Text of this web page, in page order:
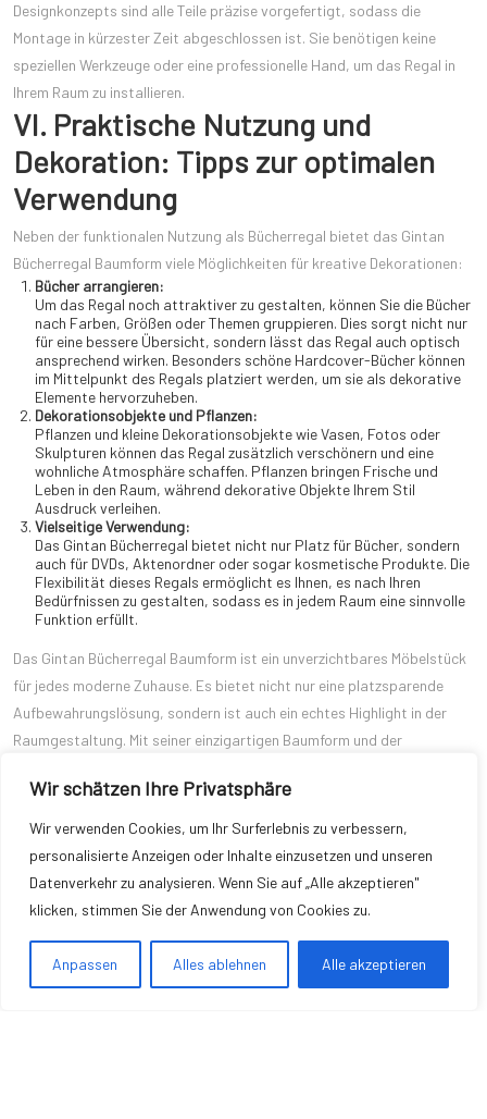
Wir schätzen Ihre Privatsphäre
Wir verwenden Cookies, um Ihr Surferlebnis zu verbessern,
personalisierte Anzeigen oder Inhalte einzusetzen und unseren
Datenverkehr zu analysieren. Wenn Sie auf „Alle akzeptieren"
klicken, stimmen Sie der Anwendung von Cookies zu.
Anpassen Alles ablehnen Alle akzeptieren
Designkonzepts sind alle Teile präzise vorgefertigt, sodass die
Montage in kürzester Zeit abgeschlossen ist. Sie benötigen keine
speziellen Werkzeuge oder eine professionelle Hand, um das Regal in
Ihrem Raum zu installieren.
VI. Praktische Nutzung und
Dekoration: Tipps zur optimalen
Verwendung
Neben der funktionalen Nutzung als Bücherregal bietet das Gintan
Bücherregal Baumform viele Möglichkeiten für kreative Dekorationen:
Bücher arrangieren:
Um das Regal noch attraktiver zu gestalten, können Sie die Bücher
nach Farben, Größen oder Themen gruppieren. Dies sorgt nicht nur
für eine bessere Übersicht, sondern lässt das Regal auch optisch
ansprechend wirken. Besonders schöne Hardcover-Bücher können
im Mittelpunkt des Regals platziert werden, um sie als dekorative
Elemente hervorzuheben.
Dekorationsobjekte und Pflanzen:
Pflanzen und kleine Dekorationsobjekte wie Vasen, Fotos oder
Skulpturen können das Regal zusätzlich verschönern und eine
wohnliche Atmosphäre schaffen. Pflanzen bringen Frische und
Leben in den Raum, während dekorative Objekte Ihrem Stil
Ausdruck verleihen.
Vielseitige Verwendung:
Das Gintan Bücherregal bietet nicht nur Platz für Bücher, sondern
auch für DVDs, Aktenordner oder sogar kosmetische Produkte. Die
Flexibilität dieses Regals ermöglicht es Ihnen, es nach Ihren
Bedürfnissen zu gestalten, sodass es in jedem Raum eine sinnvolle
Funktion erfüllt.
Das Gintan Bücherregal Baumform ist ein unverzichtbares Möbelstück
für jedes moderne Zuhause. Es bietet nicht nur eine platzsparende
Aufbewahrungslösung, sondern ist auch ein echtes Highlight in der
Raumgestaltung. Mit seiner einzigartigen Baumform und der
gleichzeitig natürliche Eleganz in Ihr Zuhause. Ob im Wohnzimmer,
Schlafzimmer oder Homeoffice – dieses Regal passt sich jedem Raum
perfekt an und erfüllt dabei alle funktionalen und ästhetischen
Anforderungen. Mit seiner robusten Bauweise, der einfachen Montage
und der Vielseitigkeit ist das Gintan Bücherregal Baumform die ideale
Aufbewahrungslösung suchen.